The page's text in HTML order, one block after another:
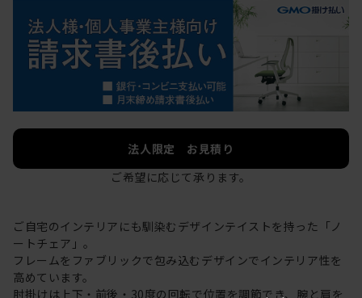
法人限定 お見積り
ご希望に応じて承ります。
ご自宅のインテリアにも馴染むデザインテイストを持った「ノ
ートチェア」。
フレームをファブリックで包み込むデザインでインテリア性を
高めています。
肘掛けは上下・前後・30度の回転で位置を調節でき、腕と肩を